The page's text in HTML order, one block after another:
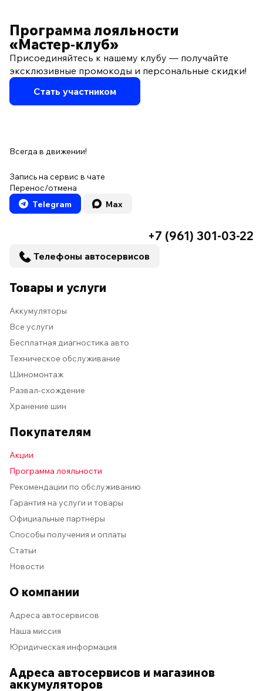
Программа лояльности
«Мастер‑клуб»
Присоединяйтесь к нашему клубу — получайте
эксклюзивные промокоды и персональные скидки!
Стать участником
Всегда в движении!
Запись на сервис в чате
Перенос/отмена
Telegram
Max
+7 (961) 301-03-22
Телефоны автосервисов
Товары и услуги
Аккумуляторы
Все услуги
Бесплатная диагностика авто
Техническое обслуживание
Шиномонтаж
Развал-схождение
Хранение шин
Покупателям
Акции
Программа лояльности
Рекомендации по обслуживанию
Гарантия на услуги и товары
Официальные партнёры
Способы получения и оплаты
Статьи
Новости
О компании
Адреса автосервисов
Наша миссия
Юридическая информация
Адреса автосервисов и магазинов
аккумуляторов